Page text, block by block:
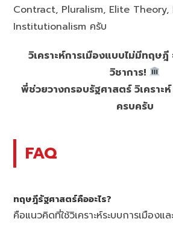
Contract, Pluralism, Elite Theory,
Institutionalism ครับ
วิเคราะห์การเมืองแบบไม่มีทฤษฎี
วิชาการ!
พี่ช่วยวางกรอบรัฐศาสตร์ วิเคราะ
ครบครับ
FAQ
ทฤษฎีรัฐศาสตร์คืออะไร?
คือแนวคิดที่ใช้วิเคราะห์ระบบการเมืองแ